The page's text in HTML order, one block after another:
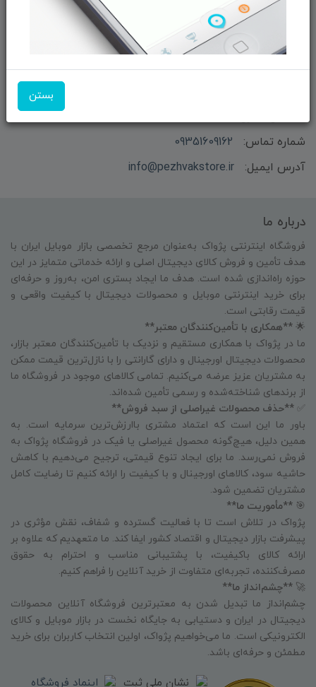
بستن
ما را در شبکه‌های اجتماعی دنبال کنید:
بازرگانی و فروش محصولات MSI ماتریکس - جناب آقای
شماره تماس:
09351609162
آدرس ایمیل:
info@pezhvakstore.ir
درباره ما
فروشگاه اینترنتی پژواک به‌عنوان مرجع تخصصی بازار موبایل ایران با
هدف تأمین و فروش کالای دیجیتال اصلی و ارائه خدماتی متمایز در این
حوزه راه‌اندازی شده است. هدف ما ایجاد بستری امن، به‌روز و حرفه‌ای
برای خرید اینترنتی موبایل و محصولات دیجیتال با کیفیت واقعی و
قیمت رقابتی است.
🌟 **همکاری با تأمین‌کنندگان معتبر**
ما در پژواک با همکاری مستقیم و نزدیک با تأمین‌کنندگان معتبر بازار،
محصولات دیجیتال اورجینال و دارای گارانتی را با نازل‌ترین قیمت ممکن
به مشتریان عزیز عرضه می‌کنیم. تمامی کالاهای موجود در فروشگاه ما
از برندهای شناخته‌شده و رسمی تأمین شده‌اند.
✅ **حذف محصولات غیراصلی از سبد فروش**
باور ما این است که اعتماد مشتری باارزش‌ترین سرمایه است. به
همین دلیل، هیچ‌گونه محصول غیراصلی یا فیک در فروشگاه پژواک به
فروش نمی‌رسد. ما برای ایجاد تنوع قیمتی، ترجیح می‌دهیم با کاهش
حاشیه سود، کالاهای اورجینال و با کیفیت را ارائه کنیم تا رضایت کامل
مشتریان تضمین شود.
🎯 **مأموریت ما**
پژواک در تلاش است تا با فعالیت گسترده و شفاف، نقش مؤثری در
پیشرفت بازار دیجیتال و اقتصاد کشور ایفا کند. ما متعهدیم که علاوه بر
ارائه کالای باکیفیت، با پشتیبانی مناسب و احترام به حقوق
مصرف‌کننده، تجربه‌ای متفاوت از خرید آنلاین را فراهم کنیم.
🚀 **چشم‌انداز ما**
چشم‌انداز ما تبدیل شدن به معتبرترین فروشگاه آنلاین محصولات
دیجیتال در ایران و دستیابی به جایگاه نخست در بازار موبایل و کالای
الکترونیکی است. ما می‌خواهیم پژواک، اولین انتخاب کاربران برای خرید
مطمئن و حرفه‌ای باشد.